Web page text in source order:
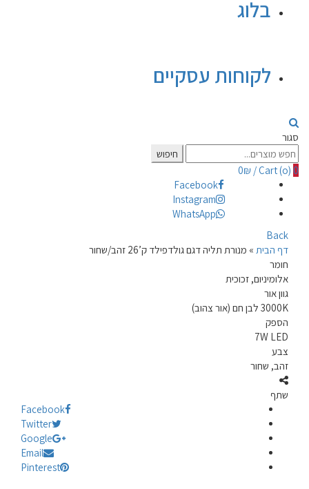
בלוג
לקוחות עסקיים
סגור
Search
for:
חיפוש
Cart (o) 0
/
0₪
Facebook
Instagram
WhatsApp
Back
דף הבית » מנורת תליה דגם גולדפילד ק’26 זהב/שחור
חומר
אלומיניום, זכוכית
גוון אור
3000K לבן חם (אור צהוב)
הספק
7W LED
צבע
זהב, שחור
שתף
Facebook
Twitter
Google
Email
Pinterest